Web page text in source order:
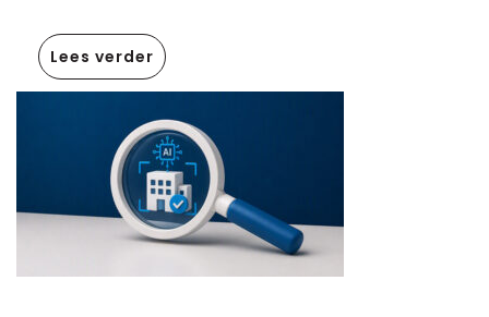
Lees verder